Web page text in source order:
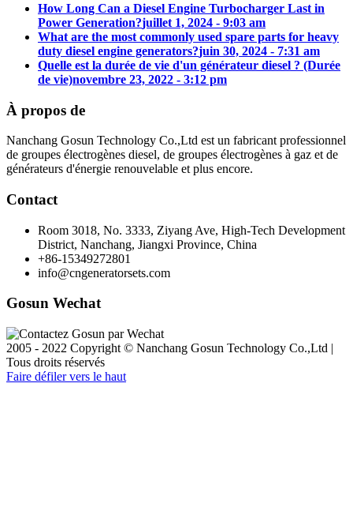
How Long Can a Diesel Engine Turbocharger Last in
Power Generation?juillet 1, 2024 - 9:03 am
What are the most commonly used spare parts for heavy
duty diesel engine generators?juin 30, 2024 - 7:31 am
Quelle est la durée de vie d'un générateur diesel ? (Durée
de vie)novembre 23, 2022 - 3:12 pm
À propos de
Nanchang Gosun Technology Co.,Ltd est un fabricant professionnel
de groupes électrogènes diesel, de groupes électrogènes à gaz et de
générateurs d'énergie renouvelable et plus encore.
Contact
Room 3018, No. 3333, Ziyang Ave, High-Tech Development
District, Nanchang, Jiangxi Province, China
+86-15349272801
info@cngeneratorsets.com
Gosun Wechat
2005 - 2022 Copyright © Nanchang Gosun Technology Co.,Ltd |
Tous droits réservés
Faire défiler vers le haut